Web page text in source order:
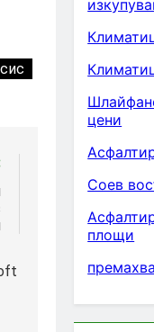
цени
Соев
площи